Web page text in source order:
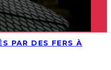
PAR DES FERS À